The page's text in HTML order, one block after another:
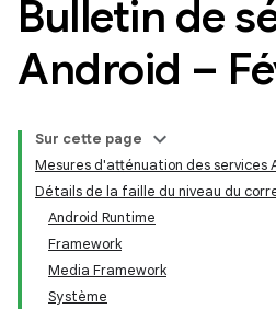
Bulletin de
Android –
Sur cette page
Mesures d'atténuation des services
Détails de la faille du niveau du
Android Runtime
Framework
Media Framework
Système